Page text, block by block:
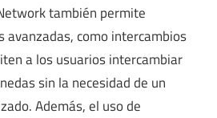
también permite
avanzadas, como intercambios
a los usuarios intercambiar
sin la necesidad de un
Además, el uso de